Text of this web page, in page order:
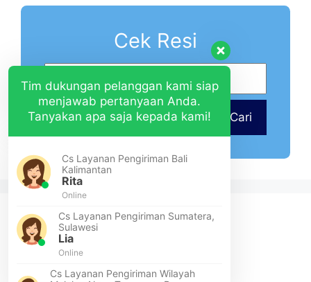
Cek Resi
Cari
Tim dukungan pelanggan kami siap
menjawab pertanyaan Anda.
Tanyakan apa saja kepada kami!
Cs Layanan Pengiriman Bali
Kalimantan
Rita
Online
Cs Layanan Pengiriman Sumatera,
Sulawesi
Lia
Online
Cs Layanan Pengiriman Wilayah